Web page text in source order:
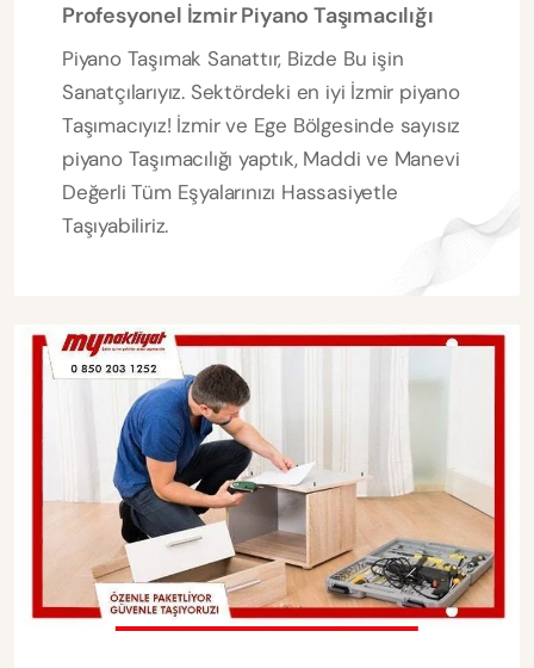
Profesyonel İzmir Piyano Taşımacılığı
Piyano Taşımak Sanattır, Bizde Bu işin
Sanatçılarıyız. Sektördeki en iyi İzmir piyano
Taşımacıyız! İzmir ve Ege Bölgesinde sayısız
piyano Taşımacılığı yaptık, Maddi ve Manevi
Değerli Tüm Eşyalarınızı Hassasiyetle
Taşıyabiliriz.